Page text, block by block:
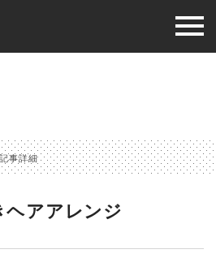
記事詳細
アアレンジ